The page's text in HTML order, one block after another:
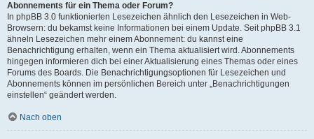
Abonnements für ein Thema oder Forum?
In phpBB 3.0 funktionierten Lesezeichen ähnlich den Lesezeichen in Web-
Browsern: du bekamst keine Informationen bei einem Update. Seit phpBB 3.1
ähneln Lesezeichen mehr einem Abonnement: du kannst eine
Benachrichtigung erhalten, wenn ein Thema aktualisiert wird. Abonnements
hingegen informieren dich bei einer Aktualisierung eines Themas oder eines
Forums des Boards. Die Benachrichtigungsoptionen für Lesezeichen und
Abonnements können im persönlichen Bereich unter „Benachrichtigungen
einstellen“ geändert werden.
Nach oben